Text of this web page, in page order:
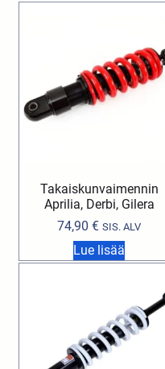
Takaiskunvaimennin
Aprilia, Derbi, Gilera
74,90€ SIS. ALV
Lue lisää